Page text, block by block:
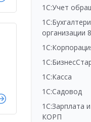
1С:Учет
организации
1С:Касса
1С:Садовод
1С:Зарплата
КОРП